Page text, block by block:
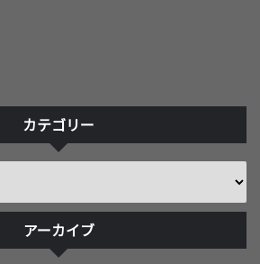
カテゴリー
アーカイブ